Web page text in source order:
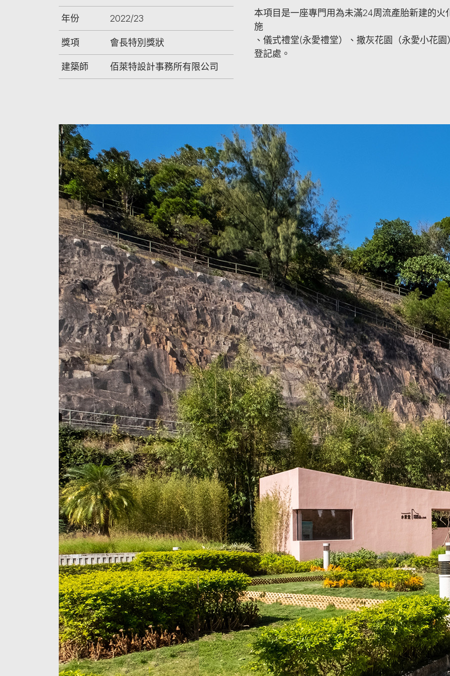
年份 2022/23
獎項 會長特別獎狀
建築師 佰萊特設計事務所有限公司
本項目是一座專門用為未滿24周流產胎新建的
施
、儀式禮堂(永愛禮堂）、撒灰花園（永愛小花
登記處。